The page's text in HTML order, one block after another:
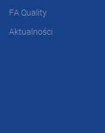
FA Quality
Aktualności